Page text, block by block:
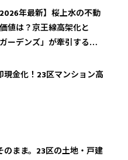
2026年最新】桜上水の不動
値は？京王線高架化と
ガーデンズ」が牽引する資
現金化！23区マンション高
のまま。23区の土地・戸建